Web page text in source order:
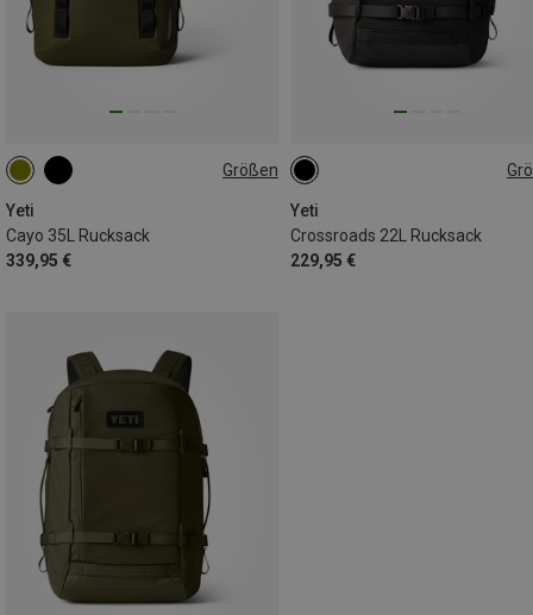
Größen
Yeti
Cayo 35L Rucksack
339,95 €
35L
Yeti
Crossroads 22L Rucksack
229,95 €
22L